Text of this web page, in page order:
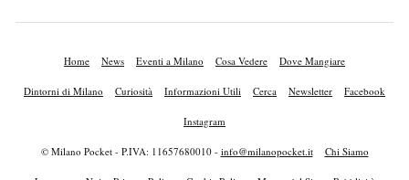
Home News Eventi a Milano Cosa Vedere Dove Mangiare
Dintorni di Milano Curiosità Informazioni Utili Cerca Newsletter Facebook
Instagram
© Milano Pocket - P.IVA: 11657680010 - info@milanopocket.it Chi Siamo